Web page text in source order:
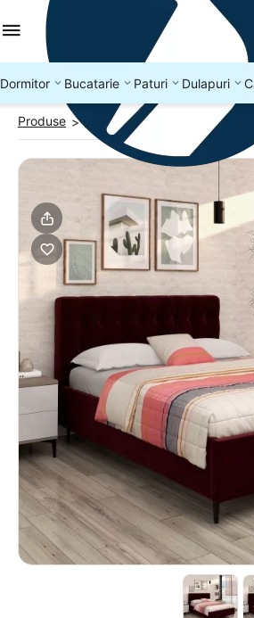
Dormitor Bucatarie Paturi Dulapuri
Produse > Paturi 180x200 Pat